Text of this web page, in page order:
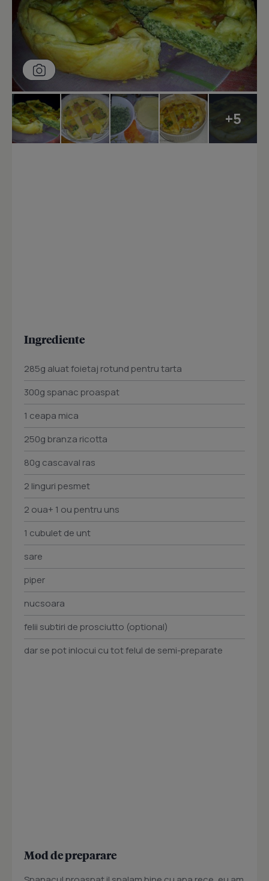
+5
Ingrediente
285g aluat foietaj rotund pentru tarta
300g spanac proaspat
1 ceapa mica
250g branza ricotta
80g cascaval ras
2 linguri pesmet
2 oua+ 1 ou pentru uns
1 cubulet de unt
sare
piper
nucsoara
felii subtiri de prosciutto (optional)
dar se pot inlocui cu tot felul de semi-preparate
Mod de preparare